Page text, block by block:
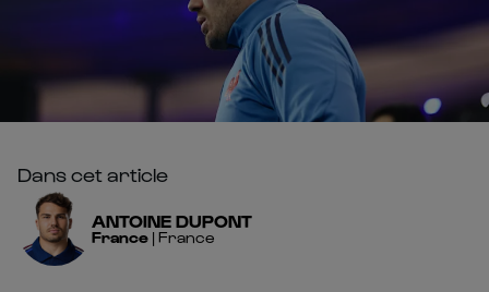
Dans cet article
ANTOINE DUPONT
France | France